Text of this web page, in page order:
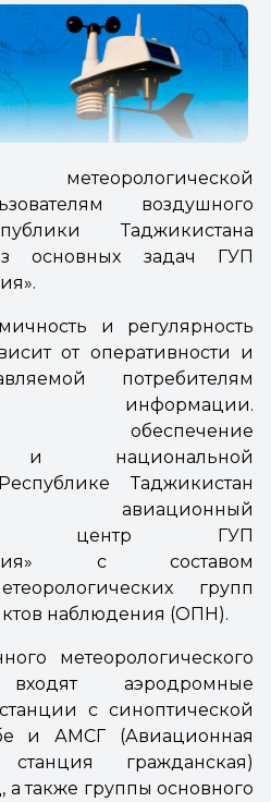
метеорологической
воздушного
Таджикистана
основных задач ГУП
и регулярность
от оперативности и
потребителям
информации.
обеспечение
и национальной
Таджикистан
авиационный
центр ГУП
с составом
групп
наблюдения (ОПН).
метеорологического
аэродромные
с синоптической
и АМСГ (Авиационная
станция гражданская)
также группы основного